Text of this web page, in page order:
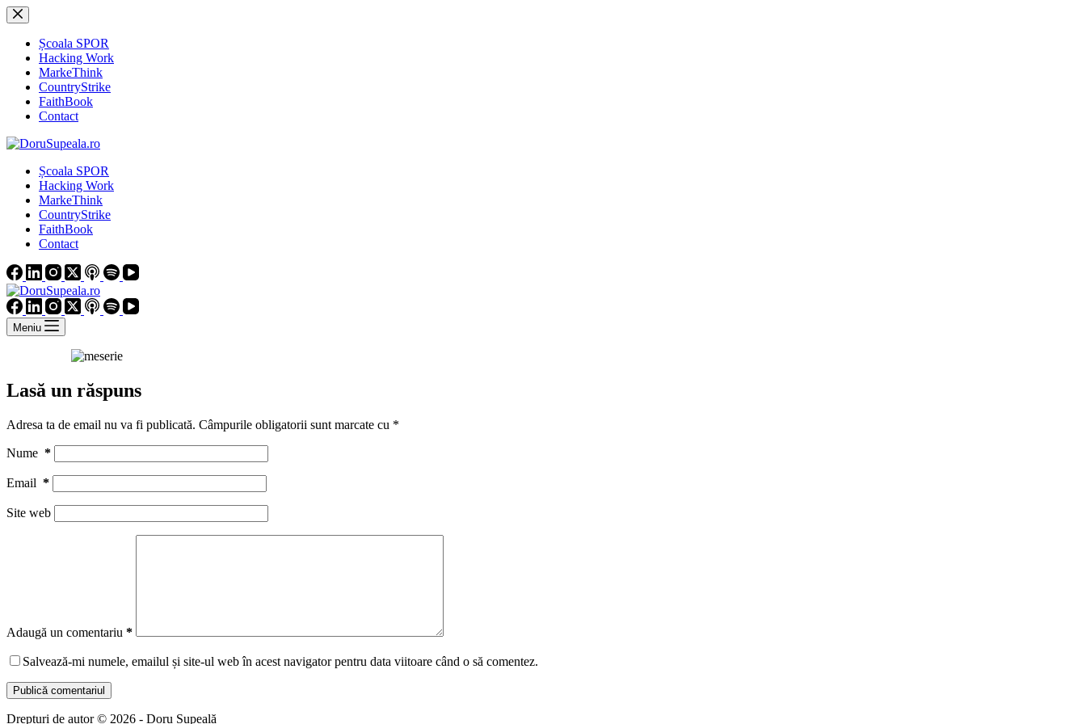
Sari
la
conținutȘcoala SPOR
Hacking Work
MarkeThink
CountryStrike
FaithBook
Contact
Școala SPOR
Hacking Work
MarkeThink
CountryStrike
FaithBook
Contact
Meniu
Lasă un răspuns
Adresa ta de email nu va fi publicată. Câmpurile obligatorii sunt marcate cu *
Nume *
Email *
Site web
Adaugă un comentariu *
Salvează-mi numele, emailul și site-ul web în acest navigator pentru data viitoare când o să comentez.
Publică comentariul
Drepturi de autor © 2026 - Doru Șupeală